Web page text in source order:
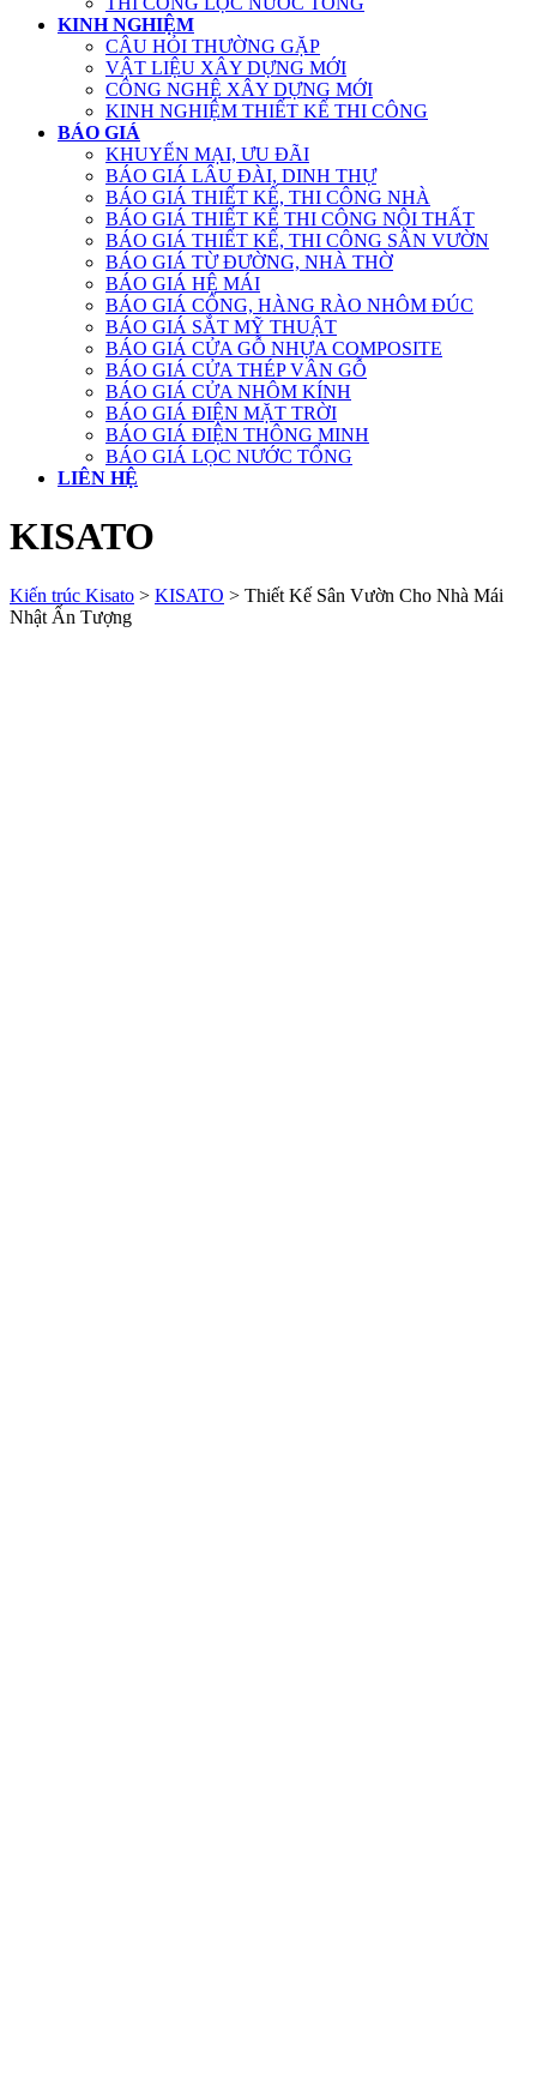
KINH NGHIỆM
CÂU HỎI THƯỜNG GẶP
VẬT LIỆU XÂY DỰNG MỚI
CÔNG NGHỆ XÂY DỰNG MỚI
KINH NGHIỆM THIẾT KẾ THI CÔNG
BÁO GIÁ
KHUYẾN MẠI, ƯU ĐÃI
BÁO GIÁ LÂU ĐÀI, DINH THỰ
BÁO GIÁ THIẾT KẾ, THI CÔNG NHÀ
BÁO GIÁ THIẾT KẾ THI CÔNG NỘI THẤT
BÁO GIÁ THIẾT KẾ, THI CÔNG SÂN VƯỜN
BÁO GIÁ TỪ ĐƯỜNG, NHÀ THỜ
BÁO GIÁ HỆ MÁI
BÁO GIÁ CỔNG, HÀNG RÀO NHÔM ĐÚC
BÁO GIÁ SẮT MỸ THUẬT
BÁO GIÁ CỬA GỖ NHỰA COMPOSITE
BÁO GIÁ CỬA THÉP VÂN GỖ
BÁO GIÁ CỬA NHÔM KÍNH
BÁO GIÁ ĐIỆN MẶT TRỜI
BÁO GIÁ ĐIỆN THÔNG MINH
BÁO GIÁ LỌC NƯỚC TỔNG
LIÊN HỆ
KISATO
Kiến trúc Kisato > KISATO > Thiết Kế Sân Vườn Cho Nhà Mái
Nhật Ấn Tượng